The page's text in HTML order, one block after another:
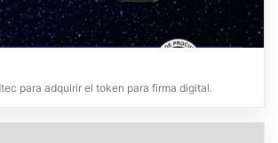
para adquirir el token para firma digital.